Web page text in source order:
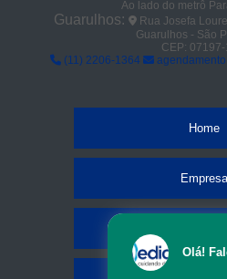
Ao lado do metrô
Guarulhos:
Rua Josefa
Guarulhos - São
CEP:
(11) 2206-1364
Home
Empresa
Olá!